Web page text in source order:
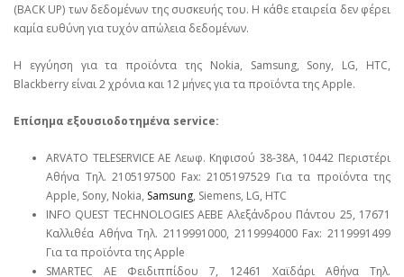
(BACK UP) των δεδομένων της συσκευής του. Η κάθε εταιρεία δεν φέρει
καμία ευθύνη για τυχόν απώλεια δεδομένων.
Η εγγύηση για τα προϊόντα της Nokia, Samsung, Sony, LG, HTC,
Blackberry είναι 2 χρόνια και 12 μήνες για τα προϊόντα της Apple.
Επίσημα εξουσιοδοτημένα service:
ARVATO TELESERVICE ΑΕ Λεωφ. Κηφισού 38-38Α, 10442 Περιστέρι
Αθήνα Τηλ. 2105197500 Fax: 2105197529 Για τα προϊόντα της
Apple, Sony, Nokia, Samsung, Siemens, LG, HTC
INFO QUEST TECHNOLOGIES ΑΕΒΕ Αλεξάνδρου Πάντου 25, 17671
Καλλιθέα Αθήνα Τηλ. 2119991000, 2119994000 Fax: 2119991499
Για τα προϊόντα της Apple
SMARTEC ΑΕ Φειδιππίδου 7, 12461 Χαϊδάρι Αθήνα Τηλ.